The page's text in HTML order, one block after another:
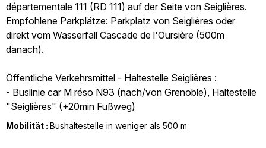
départementale 111 (RD 111) auf der Seite von Seiglières.
Empfohlene Parkplätze: Parkplatz von Seiglières oder
direkt vom Wasserfall Cascade de l'Oursière (500m
danach).
Öffentliche Verkehrsmittel - Haltestelle Seiglières :
- Buslinie car M réso N93 (nach/von Grenoble), Haltestelle
"Seiglières" (+20min Fußweg)
Mobilität : Bushaltestelle in weniger als 500 m